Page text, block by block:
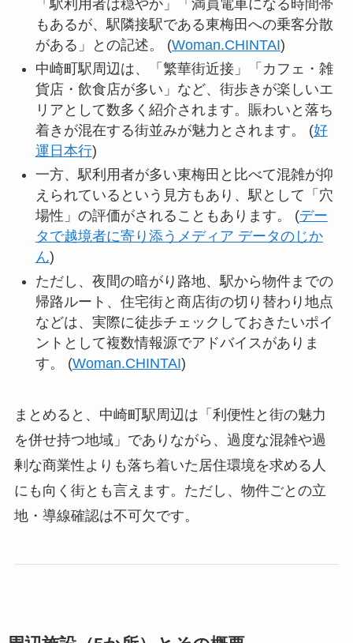
「駅利用者は穏やか」「満員電車になる時間帯
もあるが、駅隣接駅である東梅田への乗客分散
がある」との記述。 (Woman.CHINTAI)
中崎町駅周辺は、「繁華街近接」「カフェ・雑
貨店・飲食店が多い」など、街歩きが楽しいエ
リアとして数多く紹介されます。賑わいと落ち
着きが混在する街並みが魅力とされます。 (好
運日本行)
一方、駅利用者が多い東梅田と比べて混雑が抑
えられているという見方もあり、駅として「穴
場性」の評価がされることもあります。 (デー
タで越境者に寄り添うメディア データのじか
ん)
ただし、夜間の暗がり路地、駅から物件までの
帰路ルート、住宅街と商店街の切り替わり地点
などは、実際に徒歩チェックしておきたいポイ
ントとして複数情報源でアドバイスがありま
す。 (Woman.CHINTAI)
まとめると、中崎町駅周辺は「利便性と街の魅力
を併せ持つ地域」でありながら、過度な混雑や過
剰な商業性よりも落ち着いた居住環境を求める人
にも向く街とも言えます。ただし、物件ごとの立
地・導線確認は不可欠です。